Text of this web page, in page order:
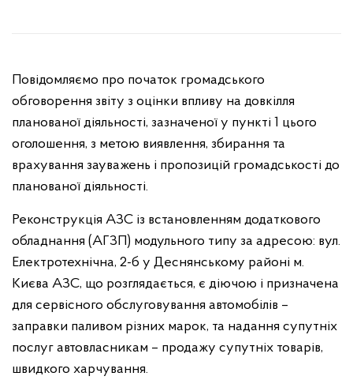
Повідомляємо про початок громадського
обговорення звіту з оцінки впливу на довкілля
планованої діяльності, зазначеної у пункті 1 цього
оголошення, з метою виявлення, збирання та
врахування зауважень і пропозицій громадськості до
планованої діяльності.
Реконструкція АЗС із встановленням додаткового
обладнання (АГЗП) модульного типу за адресою: вул.
Електротехнічна, 2-б у Деснянському районі м.
Києва АЗС, що розглядається, є діючою і призначена
для сервісного обслуговування автомобілів –
заправки паливом різних марок, та надання супутніх
послуг автовласникам – продажу супутніх товарів,
швидкого харчування.